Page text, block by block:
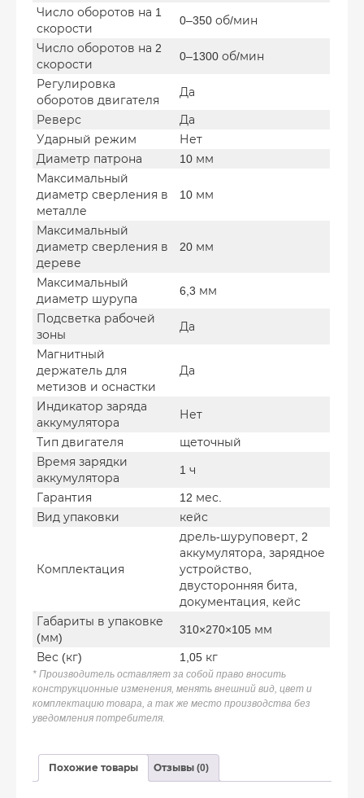
Число оборотов на 1
скорости
0–350 об/мин
Число оборотов на 2
скорости
0–1300 об/мин
Регулировка
оборотов двигателя
Да
Реверс
Да
Ударный режим
Нет
Диаметр патрона
10 мм
Максимальный
диаметр сверления в
металле
10 мм
Максимальный
диаметр сверления в
дереве
20 мм
Максимальный
диаметр шурупа
6,3 мм
Подсветка рабочей
зоны
Да
Магнитный
держатель для
метизов и оснастки
Да
Индикатор заряда
аккумулятора
Нет
Тип двигателя
щеточный
Время зарядки
аккумулятора
1 ч
Гарантия
12 мес.
Вид упаковки
кейс
Комплектация
дрель-шуруповерт, 2
аккумулятора, зарядное
устройство,
двусторонняя бита,
документация, кейс
Габариты в упаковке
(мм)
310×270×105 мм
Вес (кг) 1,05 кг
* Производитель оставляет за собой право вносить
конструкционные изменения, менять внешний вид, цвет и
комплектацию товара, а так же место производства без
уведомления потребителя.
Похожие товары Отзывы (0)